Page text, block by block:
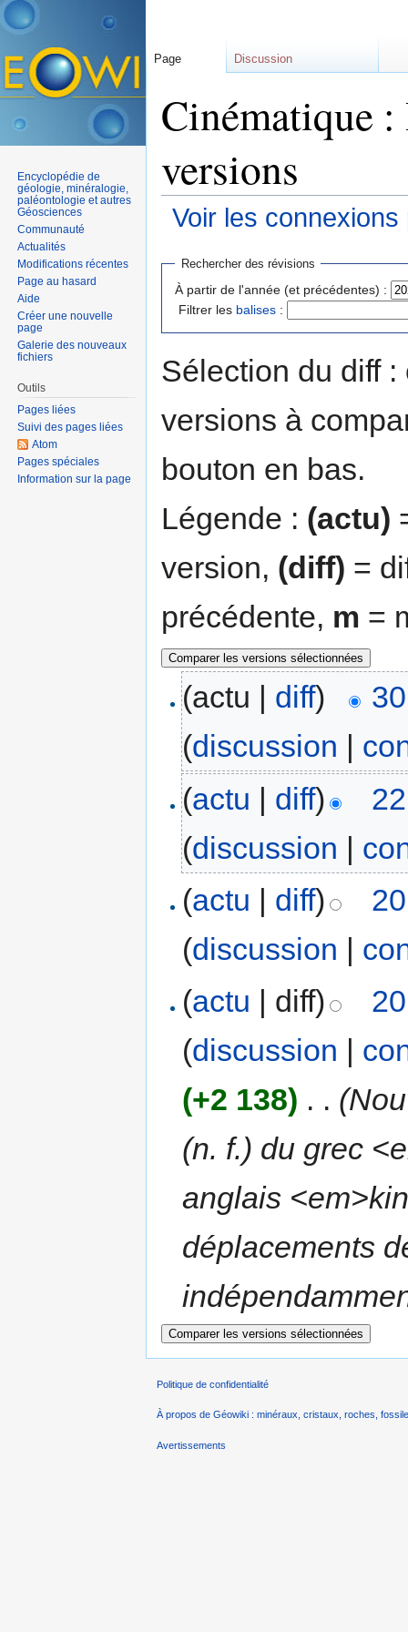
Cinématique
versions
Voir les
Rechercher des révisions
À partir de l'année (et précédentes) :
Filtrer les balises :
Sélection du diff
versions à
bouton en bas.
Légende : (actu)
version, (diff) =
précédente, m =
(actu | diff)
(discussion |
(actu | diff)
(discussion |
(actu | diff)
(discussion |
(actu | diff)
(discussion |
(+2 138) . .
(n. f.) du grec
anglais
déplacements
Page Discussion
Encyclopédie de
géologie, minéralogie,
paléontologie et autres
Géosciences
Communauté
Actualités
Modifications récentes
Page au hasard
Aide
Créer une nouvelle
page
Galerie des nouveaux
fichiers
Outils
Pages liées
Suivi des pages liées
Atom
Pages spéciales
Information sur la page
Politique de confidentialité
À propos de Géowiki : minéraux, cristaux, roches,
Avertissements